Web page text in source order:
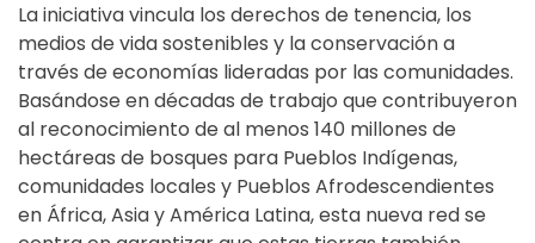
La iniciativa vincula los derechos de tenencia, los
medios de vida sostenibles y la conservación a
través de economías lideradas por las comunidades.
Basándose en décadas de trabajo que contribuyeron
al reconocimiento de al menos 140 millones de
hectáreas de bosques para Pueblos Indígenas,
comunidades locales y Pueblos Afrodescendientes
en África, Asia y América Latina, esta nueva red se